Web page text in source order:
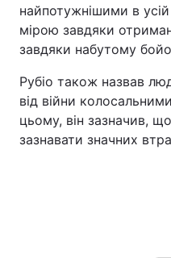
найпотужнішими в
мірою завдяки
завдяки набутому
Рубіо також назвав
від війни
цьому, він зазначив,
зазнавати значних